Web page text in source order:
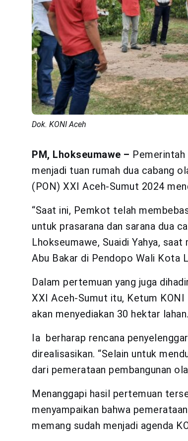
Dok. KONI Aceh
PM, Lhokseumawe –
menjadi tuan rumah dua cabang
(PON) XXI Aceh-Sumut 2024
“Saat ini, Pemkot telah
untuk prasarana dan sarana dua
Lhokseumawe, Suaidi Yahya,
Abu Bakar di Pendopo Wali Kota
Dalam pertemuan yang juga
XXI Aceh-Sumut itu, Ketum KONI
akan menyediakan 30 hektar
Ia berharap rencana
direalisasikan. “Selain untuk
dari pemerataan pembangunan
Menanggapi hasil pertemuan
menyampaikan bahwa
memang sudah menjadi agenda